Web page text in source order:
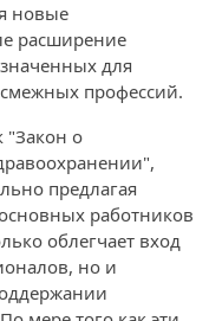
новые
расширение
для
профессий.
"Закон о
предлагая
работников
облегчает вход
но и